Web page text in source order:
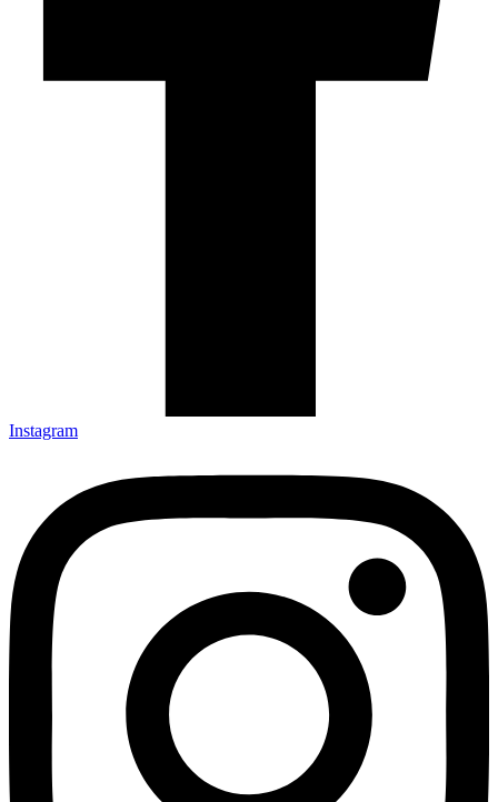
Instagram